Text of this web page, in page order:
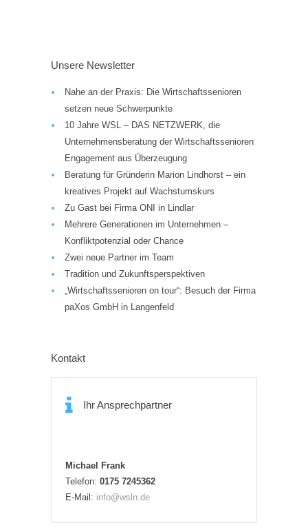
Unsere Newsletter
Nahe an der Praxis: Die Wirtschaftssenioren
setzen neue Schwerpunkte
10 Jahre WSL – DAS NETZWERK, die
Unternehmensberatung der Wirtschaftssenioren
Engagement aus Überzeugung
Beratung für Gründerin Marion Lindhorst – ein
kreatives Projekt auf Wachstumskurs
Zu Gast bei Firma ONI in Lindlar
Mehrere Generationen im Unternehmen –
Konfliktpotenzial oder Chance
Zwei neue Partner im Team
Tradition und Zukunftsperspektiven
„Wirtschaftssenioren on tour“: Besuch der Firma
paXos GmbH in Langenfeld
Kontakt
Ihr Ansprechpartner
Michael Frank
Telefon: 0175 7245362
E-Mail: info@wsln.de